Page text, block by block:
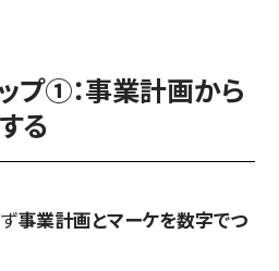
プ①：事業計画から
る
事業計画とマーケを数字でつ